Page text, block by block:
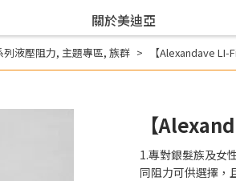
關於美迪亞
列液壓阻力, 主題專區, 族群 【Alexandave
【
1.專對銀髮族及女
同阻力可供選擇，